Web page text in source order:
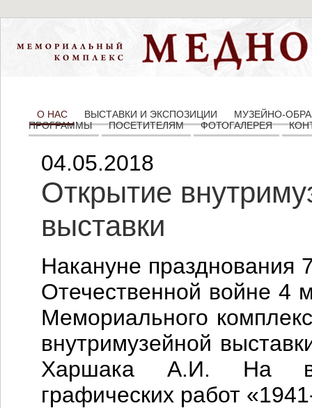
О НАС ВЫСТАВКИ И ЭКСПОЗИЦИИ
МУЗЕЙНО-
ПРОГРАММЫ
ПОСЕТИТЕЛЯМ ФОТОГАЛЕРЕЯ
04.05.2018
Открытие
выставки
Накануне
Отечественной войне 4
Мемориального
внутримузейной
Харшака А.И. На
графических работ